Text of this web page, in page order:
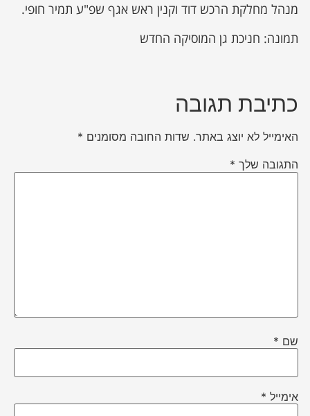
מנהל מחלקת הרכש דוד וקנין ראש אגף שפ"ע תמיר חופי.
תמונה: חניכת גן המוסיקה החדש
כתיבת תגובה
האימייל לא יוצג באתר. שדות החובה מסומנים *
התגובה שלך *
שם *
אימייל *